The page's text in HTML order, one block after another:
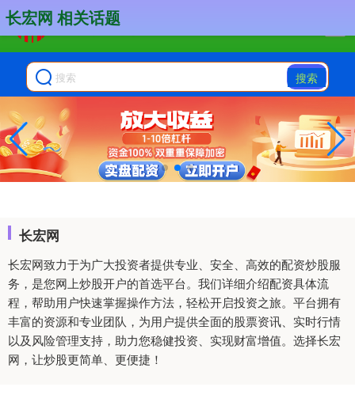
搜索
长宏网
长宏网致力于为广大投资者提供专业、安全、高效的配资炒股服
务，是您网上炒股开户的首选平台。我们详细介绍配资具体流
程，帮助用户快速掌握操作方法，轻松开启投资之旅。平台拥有
丰富的资源和专业团队，为用户提供全面的股票资讯、实时行情
以及风险管理支持，助力您稳健投资、实现财富增值。选择长宏
网，让炒股更简单、更便捷！
长宏网 相关话题